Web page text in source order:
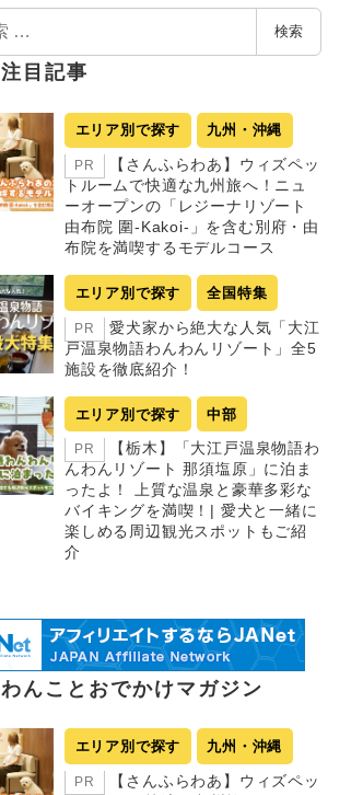
検索
注目記事
エリア別で探す 九州・沖縄
PR
【さんふらわあ】ウィズペッ
トルームで快適な九州旅へ！ニュ
ーオープンの「レジーナリゾート
由布院 圍-Kakoi-」を含む別府・由
布院を満喫するモデルコース
エリア別で探す 全国特集
PR
愛犬家から絶大な人気「大江
戸温泉物語わんわんリゾート」全5
施設を徹底紹介！
エリア別で探す 中部
PR
【栃木】「大江戸温泉物語わ
んわんリゾート 那須塩原」に泊ま
ったよ！ 上質な温泉と豪華多彩な
バイキングを満喫！| 愛犬と一緒に
楽しめる周辺観光スポットもご紹
介
わんことおでかけマガジン
エリア別で探す 九州・沖縄
PR
【さんふらわあ】ウィズペッ